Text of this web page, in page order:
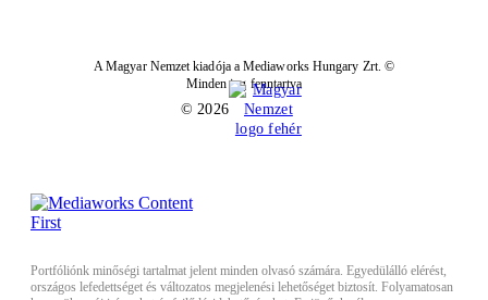
A Magyar Nemzet kiadója a Mediaworks Hungary Zrt. ©
Minden jog fenntartva
© 2026
Portfóliónk minőségi tartalmat jelent minden olvasó számára. Egyedülálló elérést,
országos lefedettséget és változatos megjelenési lehetőséget biztosít. Folyamatosan